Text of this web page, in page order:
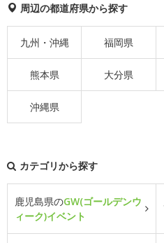
周辺の都道府県から探す
九州・沖縄 福岡県
熊本県 大分県
沖縄県
カテゴリから探す
鹿児島県のGW(ゴールデンウ
ィーク)イベント